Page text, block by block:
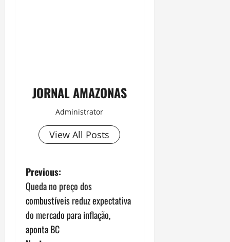
JORNAL AMAZONAS
Administrator
View All Posts
P
o
s
Previous:
Queda no preço dos
combustíveis reduz expectativa
do mercado para inflação,
aponta BC